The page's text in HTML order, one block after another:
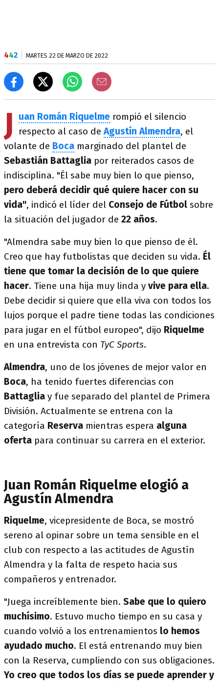
442 MARTES 22 DE MARZO DE 2022
J uan Román Riquelme rompió el silencio
respecto al caso deAgustín Almendra, el
volante de Boca marginado del plantel de
Sebastián Battaglia por reiterados casos de
indisciplina. "Él sabe muy bien lo que pienso,
pero deberá decidir qué quiere hacer con su
vida", indicó el líder del Consejo de Fútbol sobre
la situación del jugador de 22 años.
"Almendra sabe muy bien lo que pienso de él.
Creo que hay futbolistas que deciden su vida. Él
tiene que tomar la decisión de lo que quiere
hacer. Tiene una hija muy linda y vive para ella.
Debe decidir si quiere que ella viva con todos los
lujos porque el padre tiene todas las condiciones
para jugar en el fútbol europeo", dijo Riquelme
en una entrevista con TyC Sports.
Almendra, uno de los jóvenes de mejor valor en
Boca, ha tenido fuertes diferencias con
Battaglia y fue separado del plantel de Primera
División. Actualmente se entrena con la
categoría Reserva mientras espera alguna
oferta para continuar su carrera en el exterior.
Juan Román Riquelme elogió a
Agustín Almendra
Riquelme, vicepresidente de Boca, se mostró
sereno al opinar sobre un tema sensible en el
club con respecto a las actitudes de Agustín
Almendra y la falta de respeto hacia sus
compañeros y entrenador.
"Juega increíblemente bien. Sabe que lo quiero
muchísimo. Estuvo mucho tiempo en su casa y
cuando volvió a los entrenamientos lo hemos
ayudado mucho. El está entrenando muy bien
con la Reserva, cumpliendo con sus obligaciones.
Yo creo que todos los días se puede aprender y